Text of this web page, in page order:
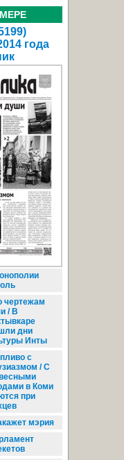
года
чертежам
/ В
дни
Инты
с
/ С
в Коми
при
мэрия